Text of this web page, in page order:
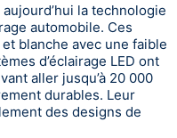
la technologie
automobile. Ces
blanche avec une faible
d’éclairage LED ont
aller jusqu’à 20 000
durables. Leur
des designs de